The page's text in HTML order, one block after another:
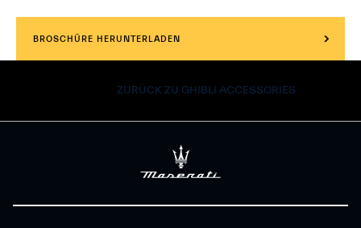
BROSCHÜRE HERUNTERLADEN
ZURÜCK ZU GHIBLI ACCESSORIES